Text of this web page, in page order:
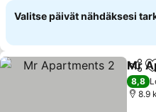
Valitse päivät nähdäksesi
Jaa
Mr
8,8
8.9